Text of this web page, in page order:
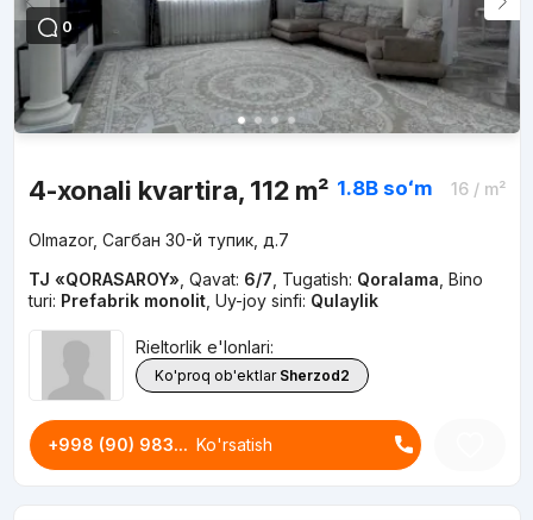
0
4-xonali kvartira, 112 m² 1.8B soʻm 16/ m²
Olmazor, Сагбан 30-й тупик, д.7
TJ «QORASAROY» Qavat: 6/7 Tugatish: Qoralama Bino
turi: Prefabrik monolit, Uy-joy sinfi: Qulaylik
Rieltorlik e'lonlari:
Ko'proq ob'ektlar Sherzod2
+998 (90) 983... Ko'rsatish